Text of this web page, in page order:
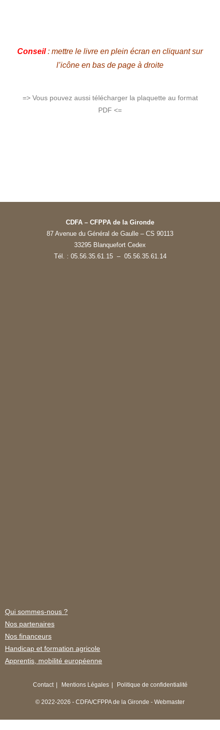
Conseil : mettre le livre en plein écran en cliquant sur
l’icône en bas de page à droite
=> Vous pouvez aussi télécharger la plaquette au format
PDF <=
CDFA – CFPPA de la Gironde
87 Avenue du Général de Gaulle – CS 90113
33295 Blanquefort Cedex
Tél. : 05.56.35.61.15 – 05.56.35.61.14
Qui sommes-nous ?
Nos partenaires
Nos financeurs
Handicap et formation agricole
Apprentis, mobilité européenne
Contact Mentions Légales Politique de confidentialité
© 2022-2026 - CDFA/CFPPA de la Gironde - Webmaster